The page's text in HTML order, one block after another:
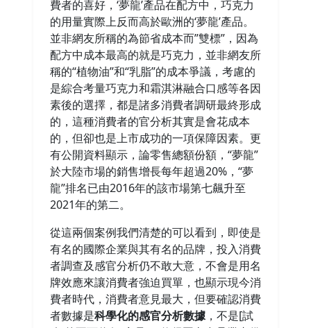
費者的喜好，‘夢龍’產品在配方中，巧克力
的用量實際上反而高於歐洲的‘夢龍’產品。
並非網友所稱的為節省成本而”雙標”，因為
配方中成本最高的就是巧克力，並非網友所
稱的“植物油”和“乳脂”的成本爭議，考慮的
是綜合考量巧克力和霜淇淋融合口感等各因
素後的選擇，都是諸多消費者調研最終形成
的，這種消費者的官分析其實是會花成本
的，但卻也是上市成功的一項保障因素。更
有公開資料顯示，論零售總額份額，“夢龍”
於大陸市場的銷售增長每年超過20%，“夢
龍”排名已由2016年的該市場第七飆升至
2021年的第二。
從這兩個案例我們清楚的可以看到，即使是
有名的國際企業與其有名的品牌，投入消費
者調查及感官分析仍不敢大意，不會是用名
牌效應來讓消費者強迫買單，也顯示現今消
費者時代，消費者意見最大，但要確認消費
者數據是科學化的感官分析數據，不是[試